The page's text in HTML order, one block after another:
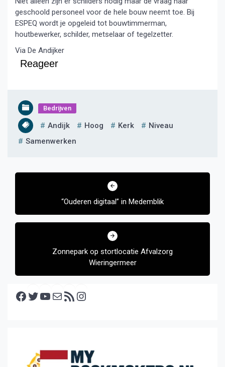
geschoold personeel voor de hele bouw neemt toe. Bij
ESPEQ wordt je opgeleid tot bouwtimmerman,
houtbewerker, schilder, metselaar of tegelzetter.
Via De Andijker
Reageer
Bedrijven
Andijk Hoog Kerk
Niveau
Samenwerken
Bericht
“Ouderen digitaal” in Medemblik
Zonnepark op stortlocatie Afvalzorg
Wieringermeer
Facebook Twitter YouTube E-mail RSS feed